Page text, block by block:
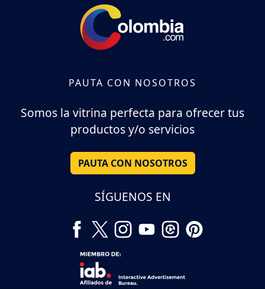
PAUTA CON NOSOTROS
Somos la vitrina perfecta para ofrecer tus
productos y/o servicios
PAUTA CON NOSOTROS
SÍGUENOS EN